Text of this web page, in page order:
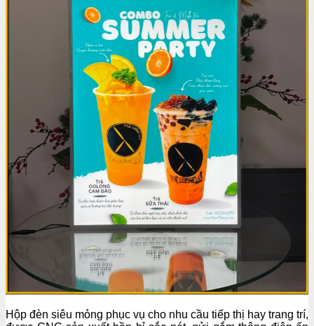
Hộp đèn siêu mỏng phục vụ cho nhu cầu tiếp thị hay trang trí,